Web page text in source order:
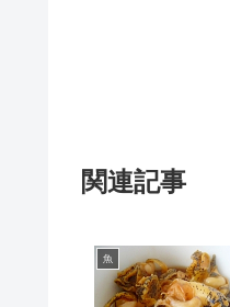
関連記事
魚